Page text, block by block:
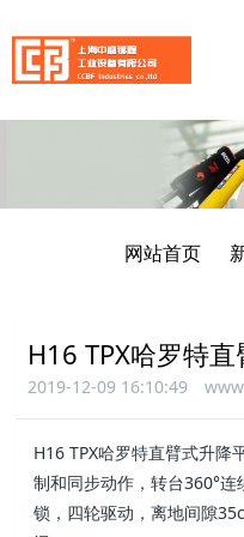
网站首页
H16 TPX哈罗特
2019-12-09 16:10:49
H16 TPX哈罗特直臂式升降
制和同步动作，转台360°
锁，四轮驱动，离地间隙